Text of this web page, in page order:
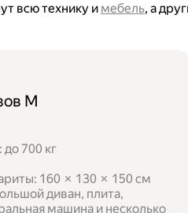
всю технику и мебель, а
M
до 700 кг
160 × 130 × 150 см
диван, плита,
машина и несколько